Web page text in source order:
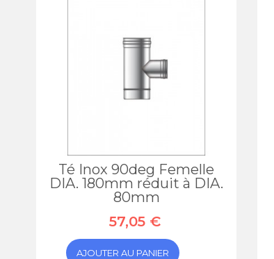
Té Inox 90deg Femelle
DIA. 180mm réduit à DIA.
80mm
57,05 €
AJOUTER AU PANIER